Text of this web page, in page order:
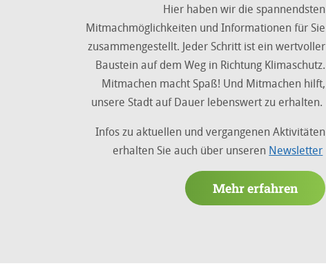
Hier haben wir die spannendsten
Mitmachmöglichkeiten und Informationen für Sie
zusammengestellt. Jeder Schritt ist ein wertvoller
Baustein auf dem Weg in Richtung Klimaschutz.
Mitmachen macht Spaß! Und Mitmachen hilft,
unsere Stadt auf Dauer lebenswert zu erhalten.
Infos zu aktuellen und vergangenen Aktivitäten
erhalten Sie auch über unseren Newsletter
Mehr erfahren